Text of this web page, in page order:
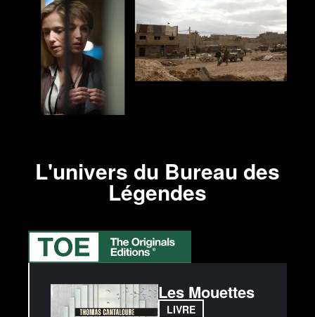
L'univers du Bureau des
Légendes
Les Mouettes
LIVRE